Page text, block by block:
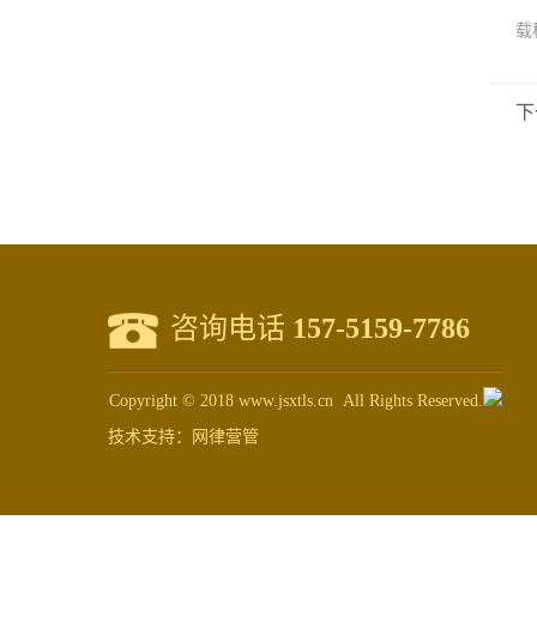
载
咨询电话 157-5159-7786
Copyright © 2018 www.jsxtls.cn All Rights Reserved.
技术支持：
网律营管